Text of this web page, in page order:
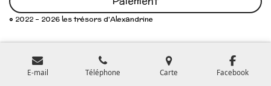
© 2022 - 2026 les trésors d'Alexandrine
E-mail Téléphone Carte Facebook